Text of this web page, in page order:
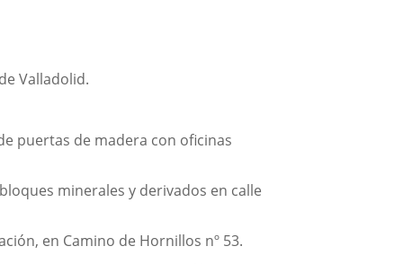
Valladolid.
puertas de madera con oficinas
minerales y derivados en calle
en Camino de Hornillos nº 53.